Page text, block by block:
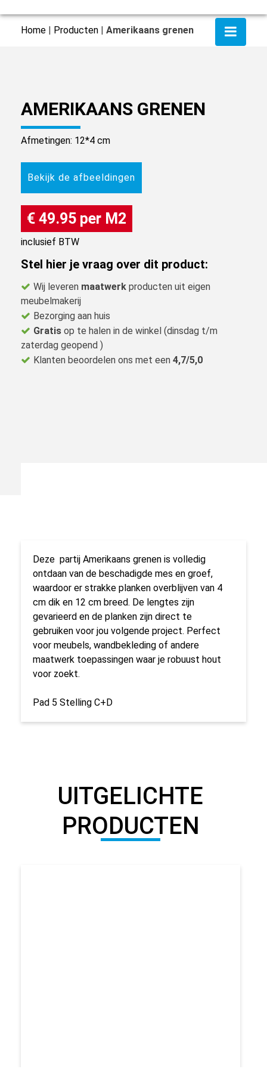
Home | Producten | Amerikaans grenen
Deze partij Amerikaans grenen is volledig
ontdaan van de beschadigde mes en groef,
waardoor er strakke planken overblijven van 4
cm dik en 12 cm breed. De lengtes zijn
gevarieerd en de planken zijn direct te
gebruiken voor jou volgende project. Perfect
voor meubels, wandbekleding of andere
maatwerk toepassingen waar je robuust hout
voor zoekt.
Pad 5 Stelling C+D
AMERIKAANS GRENEN
Afmetingen: 12*4 cm
Bekijk de afbeeldingen
€ 49.95 per M2
inclusief BTW
Stel hier je vraag over dit product:
Wij leveren maatwerk producten uit eigen
meubelmakerij
Bezorging aan huis
Gratis op te halen in de winkel (dinsdag t/m
zaterdag geopend )
Klanten beoordelen ons met een 4,7/5,0
UITGELICHTE
PRODUCTEN